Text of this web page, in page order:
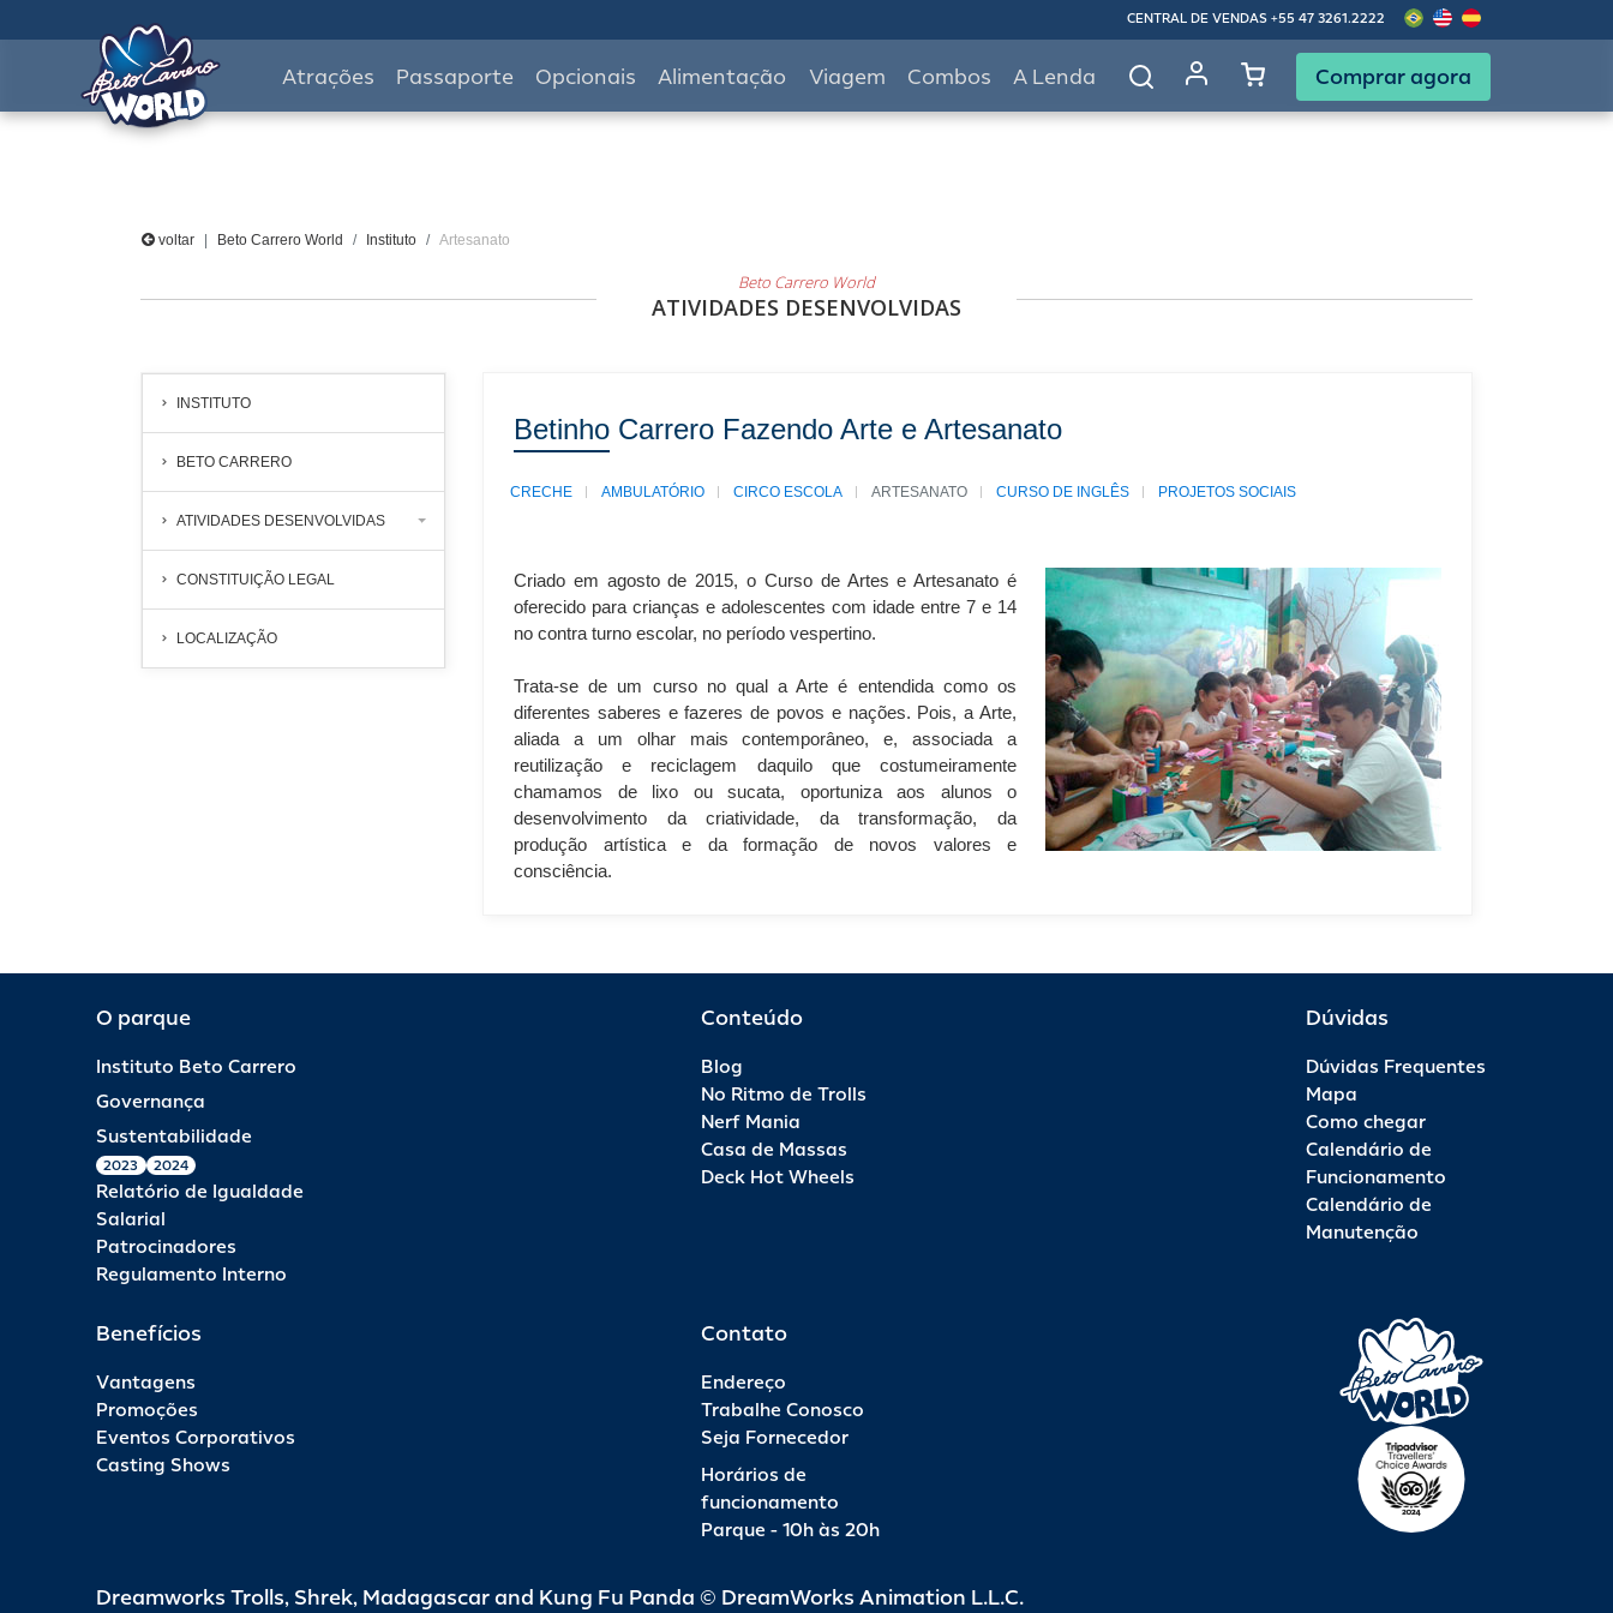
CENTRAL DE VENDAS +55 47 3261.2222
Atrações Passaporte Opcionais Alimentação Viagem Combos A Lenda Comprar agora
voltar Beto Carrero World Instituto Artesanato
Beto Carrero World
ATIVIDADES DESENVOLVIDAS
INSTITUTO
BETO CARRERO
ATIVIDADES DESENVOLVIDAS
CONSTITUIÇÃO LEGAL
LOCALIZAÇÃO
Betinho Carrero Fazendo Arte e Artesanato
CRECHE AMBULATÓRIO CIRCO ESCOLA ARTESANATO CURSO DE INGLÊS PROJETOS SOCIAIS
Criado em agosto de 2015, o Curso de Artes e Artesanato é
oferecido para crianças e adolescentes com idade entre 7 e 14
no contra turno escolar, no período vespertino.
Trata-se de um curso no qual a Arte é entendida como os
diferentes saberes e fazeres de povos e nações. Pois, a Arte,
aliada a um olhar mais contemporâneo, e, associada a
reutilização e reciclagem daquilo que costumeiramente
chamamos de lixo ou sucata, oportuniza aos alunos o
desenvolvimento da criatividade, da transformação, da
produção artística e da formação de novos valores e
consciência.
O parque
Instituto Beto Carrero
Governança
Sustentabilidade
2023 2024
Relatório de Igualdade
Salarial
Patrocinadores
Regulamento Interno
Conteúdo
Blog
No Ritmo de Trolls
Nerf Mania
Casa de Massas
Deck Hot Wheels
Dúvidas
Dúvidas Frequentes
Mapa
Como chegar
Calendário de
Funcionamento
Calendário de
Manutenção
Benefícios
Vantagens
Promoções
Eventos Corporativos
Casting Shows
Contato
Endereço
Trabalhe Conosco
Seja Fornecedor
Horários de
funcionamento
Parque - 10h às 20h
Dreamworks Trolls, Shrek, Madagascar and Kung Fu Panda © DreamWorks Animation L.L.C.